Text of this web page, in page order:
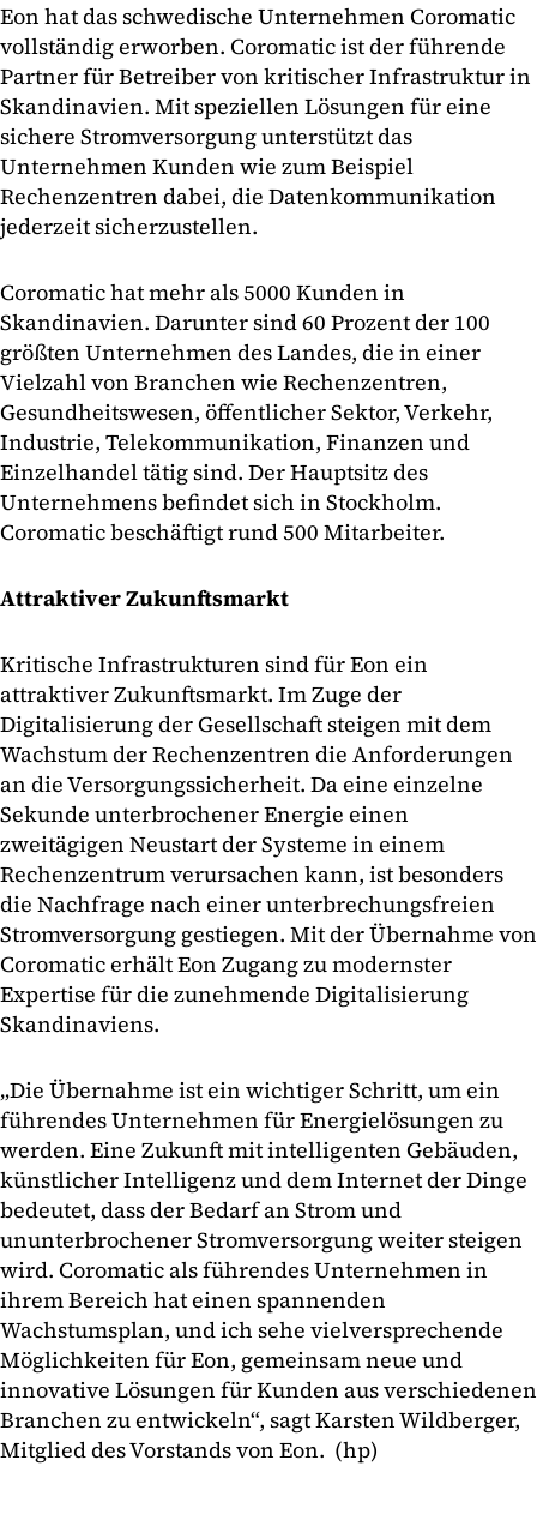
Eon hat das schwedische Unternehmen Coromatic
vollständig erworben. Coromatic ist der führende
Partner für Betreiber von kritischer Infrastruktur in
Skandinavien. Mit speziellen Lösungen für eine
sichere Stromversorgung unterstützt das
Unternehmen Kunden wie zum Beispiel
Rechenzentren dabei, die Datenkommunikation
jederzeit sicherzustellen.
Coromatic hat mehr als 5000 Kunden in
Skandinavien. Darunter sind 60 Prozent der 100
größten Unternehmen des Landes, die in einer
Vielzahl von Branchen wie Rechenzentren,
Gesundheitswesen, öffentlicher Sektor, Verkehr,
Industrie, Telekommunikation, Finanzen und
Einzelhandel tätig sind. Der Hauptsitz des
Unternehmens befindet sich in Stockholm.
Coromatic beschäftigt rund 500 Mitarbeiter.
Attraktiver Zukunftsmarkt
Kritische Infrastrukturen sind für Eon ein
attraktiver Zukunftsmarkt. Im Zuge der
Digitalisierung der Gesellschaft steigen mit dem
Wachstum der Rechenzentren die Anforderungen
an die Versorgungssicherheit. Da eine einzelne
Sekunde unterbrochener Energie einen
zweitägigen Neustart der Systeme in einem
Rechenzentrum verursachen kann, ist besonders
die Nachfrage nach einer unterbrechungsfreien
Stromversorgung gestiegen. Mit der Übernahme von
Coromatic erhält Eon Zugang zu modernster
Expertise für die zunehmende Digitalisierung
Skandinaviens.
„Die Übernahme ist ein wichtiger Schritt, um ein
führendes Unternehmen für Energielösungen zu
werden. Eine Zukunft mit intelligenten Gebäuden,
künstlicher Intelligenz und dem Internet der Dinge
bedeutet, dass der Bedarf an Strom und
ununterbrochener Stromversorgung weiter steigen
wird. Coromatic als führendes Unternehmen in
ihrem Bereich hat einen spannenden
Wachstumsplan, und ich sehe vielversprechende
Möglichkeiten für Eon, gemeinsam neue und
innovative Lösungen für Kunden aus verschiedenen
Branchen zu entwickeln“, sagt Karsten Wildberger,
Mitglied des Vorstands von Eon. (hp)